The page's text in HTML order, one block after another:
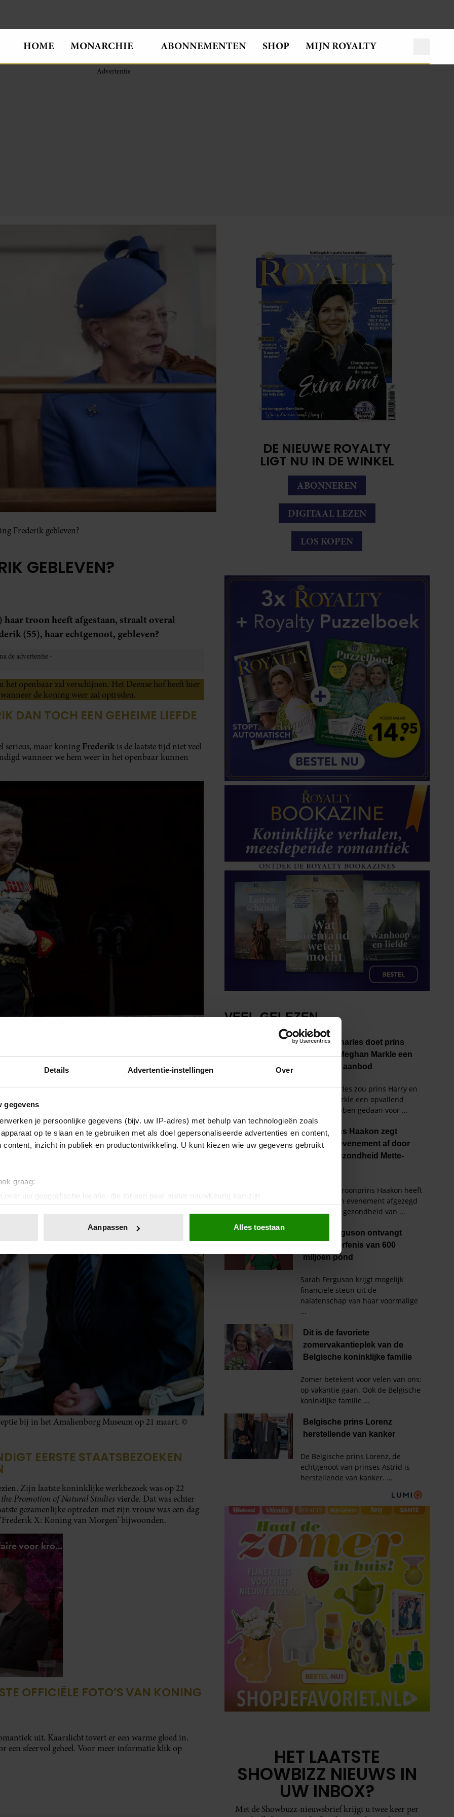
Details Advertentie-instellingen Over
gegevens
je persoonlijke gegevens (bijv. uw IP-adres) met behulp van technologieën zoals
op te slaan en te gebruiken met als doel gepersonaliseerde advertenties en content,
content, inzicht in publiek en productontwikkeling. U kunt kiezen wie uw gegevens gebruikt
graag:
over uw geografische locatie, die tot een paar meter nauwkeurig kan zijn
door het actief te scannen op specifieke eigenschappen (fingerprinting)
of intrekken in de Cookieverklaring.
en advertenties te personaliseren, om functies voor social media te bieden en om ons
Ook delen we informatie over uw gebruik van onze site met onze partners voor social
Deze partners kunnen deze gegevens combineren met andere informatie die u aan ze heeft
op basis van uw gebruik van hun services. U gaat akkoord met onze cookies als u
Aanpassen Alles toestaan
HOME MONARCHIE ABONNEMENTEN SHOP MIJN ROYALTY
Frederik gebleven?
GEBLEVEN?
troon heeft afgestaan, straalt overal
(55), haar echtgenoot, gebleven?
het openbaar zal verschijnen. Het Deense hof heeft hier
de koning weer zal optreden.
DAN TOCH EEN GEHEIME LIEFDE
serieus, maar koning Frederik is de laatste tijd niet veel
wanneer we hem weer in het openbaar kunnen
Frederik
op 26 mei, zijn verjaardag, op het
door Mary en hun kinderen Christian,
echter al zien tijdens twee staatsbezoeken, één
goede banden met Denemarken.
bij in het Amalienborg Museum op 21 maart. ©
EERSTE STAATSBEZOEKEN
Zijn laatste koninklijke werkbezoek was op 22
Promotion of Natural Studies vierde. Dat was echter
gezamenlijke optreden met zijn vrouw was een dag
X: Koning van Morgen’ bijwoonden.
OFFICIËLE FOTO’S VAN KONING
uit. Kaarslicht tovert er een warme gloed in.
een sfeervol geheel. Voor meer informatie klik op
DE NIEUWE ROYALTY
LIGT NU IN DE WINKEL
ABONNEREN
DIGITAAL LEZEN
LOS KOPEN
HET LAATSTE
SHOWBIZZ NIEUWS IN
UW INBOX?
Met de Showbuzz-nieuwsbrief krijgt u twee keer per